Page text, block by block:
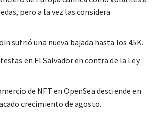
pero a la vez las considera
sufrió una nueva bajada hasta los 45K.
en El Salvador en contra de la Ley
de NFT en OpenSea desciende en
crecimiento de agosto.